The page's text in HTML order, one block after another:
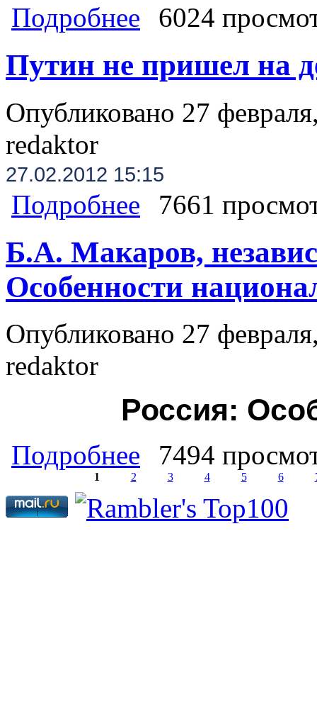
Подробнее о Г.А. Зюганов на дебатах с
и работы
6024
Путин не пришел на
Опубликовано 27
redaktor
27.02.2012 15:15
Подробнее о Путин не пришел на дебаты с
7661
Б.А. Макаров,
Особенности
Опубликовано 27
redaktor
Россия:
Подробнее о Б.А. Макаров, независимый
7494
Страницы
1 2 3 4 5 6